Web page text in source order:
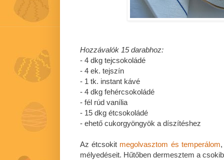
Hozzávalók 15 darabhoz:
- 4 dkg tejcsokoládé
- 4 ek. tejszín
- 1 tk. instant kávé
- 4 dkg fehércsokoládé
- fél rúd vanília
- 15 dkg étcsokoládé
- ehető cukorgyöngyök a díszítéshez
Az étcsokit megolvasztom és temperálom
mélyedéseit. Hűtőben dermesztem a